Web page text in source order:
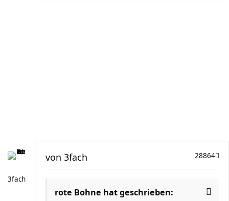
3fach
28864
von 3fach
rote Bohne hat geschrieben: